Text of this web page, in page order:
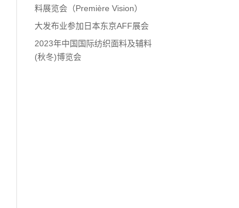
料展览会（Première Vision）
大发布业参加日本东京AFF展会
2023年中国国际纺织面料及辅料
(秋冬)博览会